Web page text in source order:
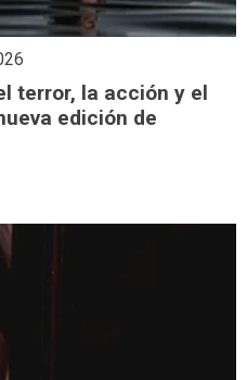
terror, la acción y el
edición de